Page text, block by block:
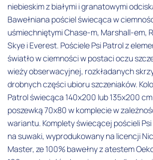
niebieskim z białymi i granatowymi
Bawełniana pościel świecąca w
uśmiechniętymi Chase-m, Marshall-em,
Skye i Everest. Pościele Psi Patrol z
światło w ciemności w postaci oczu
wieży obserwacyjnej, rozkładanych
drobnych części ubioru szczeniaków.
Patrol świecąca 140x200 lub 135x200
poszewką 70x80 w komplecie w
wariantu. Komplety świecącej pościeli
na suwaki, wyprodukowany na licencji
Master, ze 100% bawełny z atestem